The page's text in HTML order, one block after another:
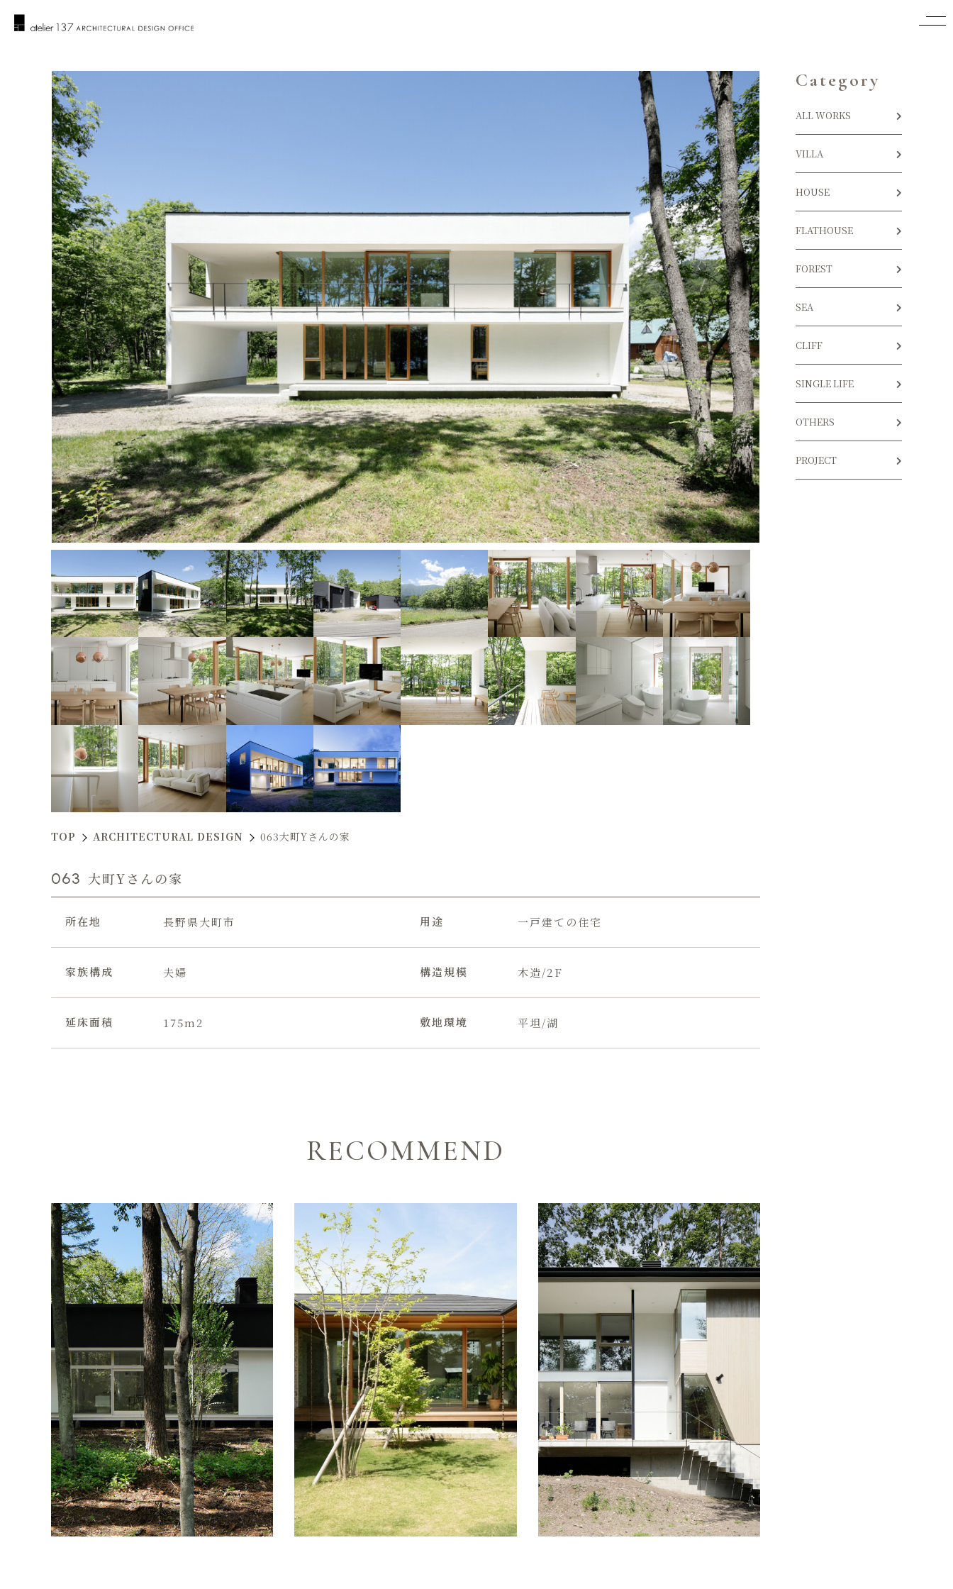
TOP ARCHITECTURAL DESIGN 063大町Yさんの家
063 大町Yさんの家
所在地 長野県大町市 用途 一戸建ての住宅
家族構成 夫婦 構造規模 木造/2F
延床面積 175m2 敷地環境 平坦/湖
RECOMMEND
Category
ALL WORKS
VILLA
HOUSE
FLATHOUSE
FOREST
SEA
CLIFF
SINGLE LIFE
OTHERS
PROJECT